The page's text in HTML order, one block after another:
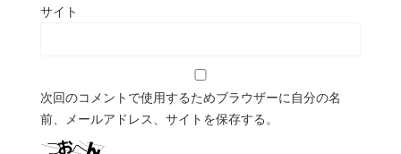
サイト
次回のコメントで使用するためブラウザーに自分の名
前、メールアドレス、サイトを保存する。